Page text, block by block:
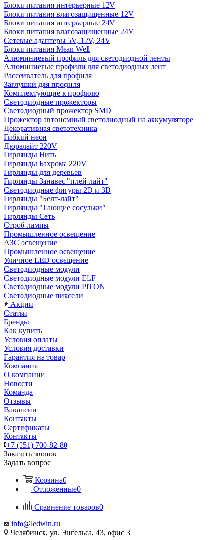
Блоки питания интерьерные 12V
Блоки питания влагозащищенные 12V
Блоки питания интерьерные 24V
Блоки питания влагозащищенные 24V
Сетевые адаптеры 5V, 12V, 24V
Блоки питания Mean Well
Алюминиевый профиль для светодиодной ленты
Алюминиевые профили для светодиодных лент
Рассеиватель для профиля
Заглушки для профиля
Комплектующие к профилю
Светодиодные прожекторы
Светодиодный прожектор SMD
Прожектор автономный светодиодный на аккумуляторе
Декоративная светотехника
Гибкий неон
Дюралайт 220V
Гирлянды Нить
Гирлянды Бахрома 220V
Гирлянды для деревьев
Гирлянды Занавес "плей-лайт"
Светодиодные фигуры 2D и 3D
Гирлянды "Белт-лайт"
Гирлянды "Тающие сосульки"
Гирлянды Сеть
Строб-лампы
Промышленное освещение
АЗС освещение
Промышленное освещение
Уличное LED освещение
Светодиодные модули
Светодиодные модули ELF
Светодиодные модули PITON
Светодиодные пиксели
Акции
Статьи
Бренды
Как купить
Условия оплаты
Условия доставки
Гарантия на товар
Компания
О компании
Новости
Команда
Отзывы
Вакансии
Контакты
Сертификаты
Контакты
+7 (351) 700-82-80
Заказать звонок
Задать вопрос
Корзина0
Отложенные0
Сравнение товаров0
info@ledwin.ru
Челябинск, ул. Энгельса, 43, офис 3